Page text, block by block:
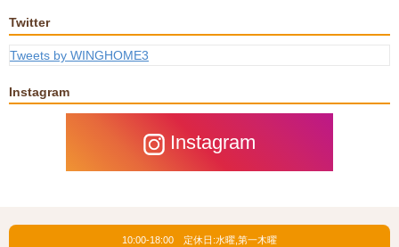
Twitter
Tweets by WINGHOME3
Instagram
Instagram
10:00-18:00 定休日:水曜,第一木曜